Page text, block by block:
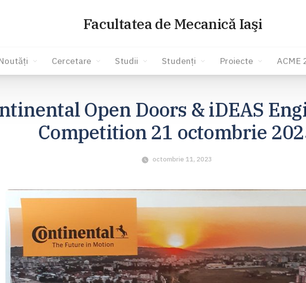
Facultatea de Mecanică Iaşi
Cercetare Studii Studenți Proiecte ACME
Open Doors & iDEAS
Competition 21 octombrie
octombrie 11, 2023